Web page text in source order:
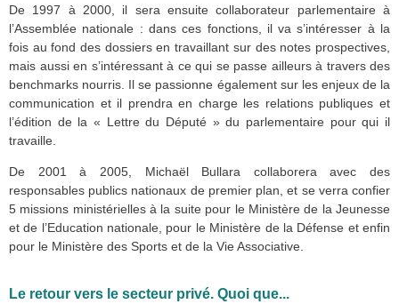
De 1997 à 2000, il sera ensuite collaborateur parlementaire à
l’Assemblée nationale : dans ces fonctions, il va s’intéresser à la
fois au fond des dossiers en travaillant sur des notes prospectives,
mais aussi en s’intéressant à ce qui se passe ailleurs à travers des
benchmarks nourris. Il se passionne également sur les enjeux de la
communication et il prendra en charge les relations publiques et
l’édition de la « Lettre du Député » du parlementaire pour qui il
travaille.
De 2001 à 2005, Michaël Bullara collaborera avec des
responsables publics nationaux de premier plan, et se verra confier
5 missions ministérielles à la suite pour le Ministère de la Jeunesse
et de l’Education nationale, pour le Ministère de la Défense et enfin
pour le Ministère des Sports et de la Vie Associative.
Le retour vers le secteur privé. Quoi que...